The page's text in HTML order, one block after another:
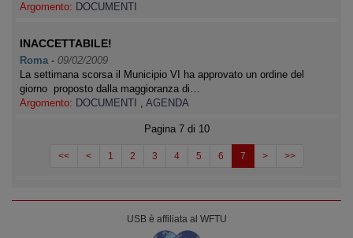
Argomento: DOCUMENTI
INACCETTABILE!
Roma - 09/02/2009
La settimana scorsa il Municipio VI ha approvato un ordine del
giorno proposto dalla maggioranza di…
Argomento: DOCUMENTI , AGENDA
Pagina 7 di 10
<< < 1 2 3 4 5 6 7 > >>
USB è affiliata al WFTU